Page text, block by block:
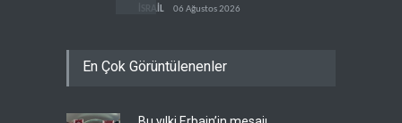
İSRAİL 06 Ağustos 2026
Ukrayna'daki İHA
En Çok Görüntülenenler